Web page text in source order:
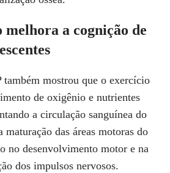
a cognição de
também mostrou que o exercício
de oxigênio e nutrientes
a circulação sanguínea do
das áreas motoras do
no desenvolvimento motor e na
dos impulsos nervosos.